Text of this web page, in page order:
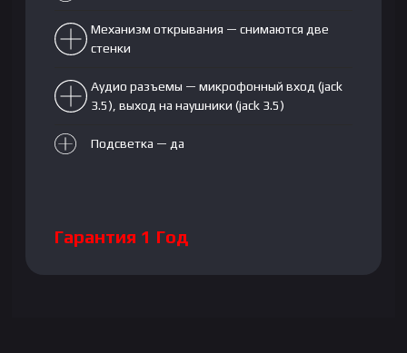
Механизм открывания — снимаются две
стенки
Аудио разъемы — микрофонный вход (jack
3.5), выход на наушники (jack 3.5)
Подсветка — да
Гарантия 1 Год